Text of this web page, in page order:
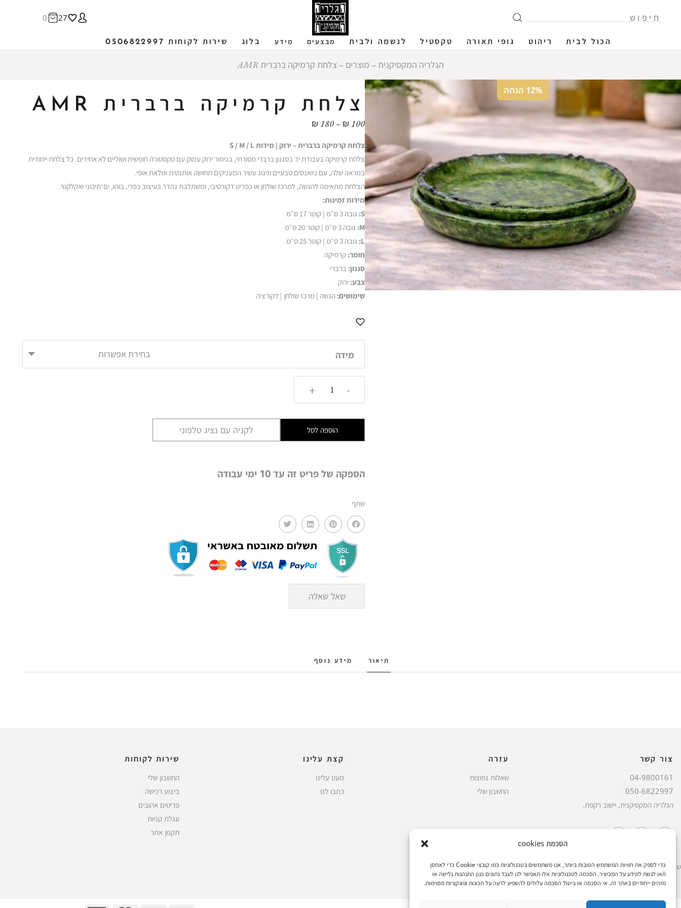
הסכמת cookies
כדי לספק את חוויות המשתמש הטובות ביותר, אנו משתמשים בטכנולוגיות כמו קובצי Cookie כדי לאחסן
ו/או לגשת למידע על המכשיר. הסכמה לטכנולוגיות אלו תאפשר לנו לעבד נתונים כגון התנהגות גלישה או
מזהים ייחודיים באתר זה. אי הסכמה או ביטול הסכמה עלולים להשפיע לרעה על תכונות ופונקציות מסוימות.
הכול לבית ריהוט גופי תאורה טקסטיל לנשמה ולבית מבצעים מידע בלוג שירות לקוחות 0506822997
27
0
הגלריה המקסיקנית ‒ מוצרים ‒ צלחת קרמיקה ברברית AMR
12% הנחה
צלחת קרמיקה ברברית AMR
₪100
–
₪180
עד
צלחת קרמיקה ברברית – ירוק | מידות S / M / L
צלחת קרמיקה בעבודת יד בסגנון ברברי מסורתי, בגימור ירוק עמוק עם טקסטורה חופשית ושוליים לא אחידים. כל צלחת ייחודית
במראה שלה, עם ניואנסים טבעיים וזיגוג עשיר המעניקים תחושה אותנטית ומלאת אופי.
הצלחת מתאימה להגשה, למרכז שולחן או כפריט דקורטיבי, ומשתלבת נהדר בעיצוב כפרי, בוהו, ים־תיכוני ואקלקטי.
מידות זמינות:
S: גובה 3 ס״מ | קוטר 17 ס״מ
M: גובה 3 ס״מ | קוטר 20 ס״מ
L: גובה 3 ס״מ | קוטר 25 ס״מ
חומר: קרמיקה
סגנון: ברברי
צבע: ירוק
שימושים: הגשה | מרכז שולחן | דקורציה
מידה בחירת אפשרות
-
+
הוספה לסל לקניה עם נציג טלפוני
הספקה של פריט זה עד 10 ימי עבודה
שתף
שאל שאלה
תיאור מידע נוסף
צור קשר
04-9800161
050-6822997
הגלריה המקסיקנית, יישוב רקפת.
עזרה
שאלות נפוצות
החשבון שלי
קצת עלינו
מעט עלינו
כתבו לנו
שירות לקוחות
החשבון שלי
ביצוע רכישה
פריטים אהובים
עגלת קניות
תקנון אתר
שעות הפעילות: ראשון עד חמישי 8 עד 18| שישי 8 עד 15 | שבת 10 עד 17